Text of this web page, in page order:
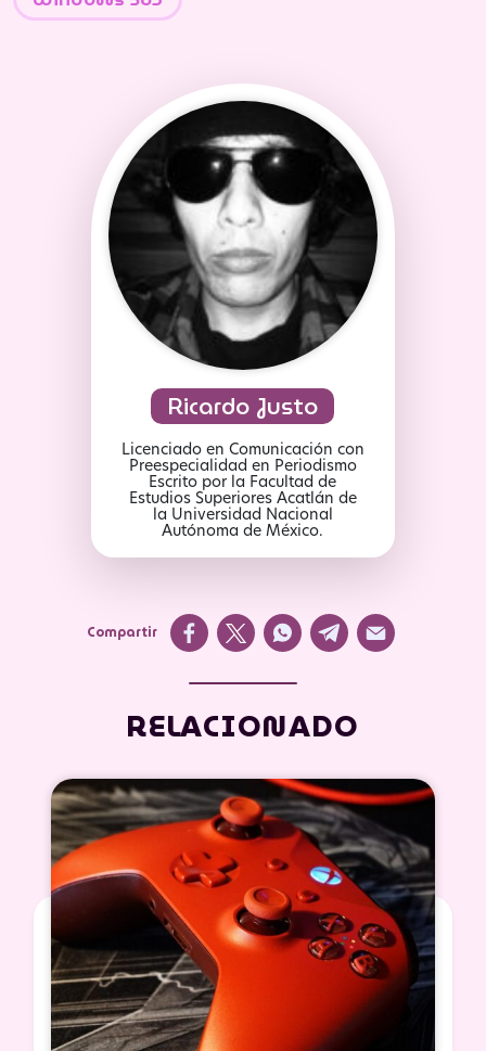
Compartir
RELACIONADO
Ricardo Justo
Licenciado en Comunicación con
Preespecialidad en Periodismo
Escrito por la Facultad de
Estudios Superiores Acatlán de
la Universidad Nacional
Autónoma de México.